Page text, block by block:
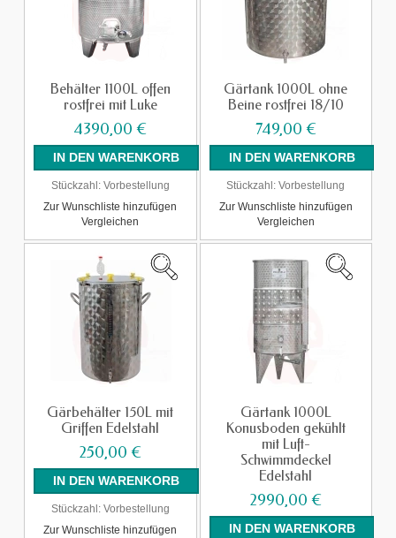
Behälter 1100L offen
rostfrei mit Luke
4390,00 €
Stückzahl: Vorbestellung
Zur Wunschliste hinzufügen
Vergleichen
Gärtank 1000L ohne
Beine rostfrei 18/10
749,00 €
Stückzahl: Vorbestellung
Zur Wunschliste hinzufügen
Vergleichen
Gärbehälter 150L mit
Griffen Edelstahl
250,00 €
Stückzahl: Vorbestellung
Zur Wunschliste hinzufügen
Gärtank 1000L
Konusboden gekühlt
mit Luft-
Schwimmdeckel
Edelstahl
2990,00 €